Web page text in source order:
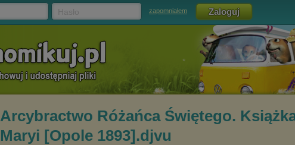
zapomniałem
Arcybractwo Różańca Świętego.
Maryi [Opole 1893].djvu